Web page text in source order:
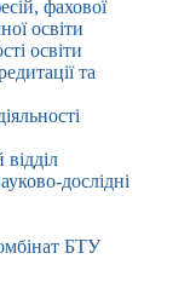
фахової
освіти
освіти
та
дослідні
БТУ